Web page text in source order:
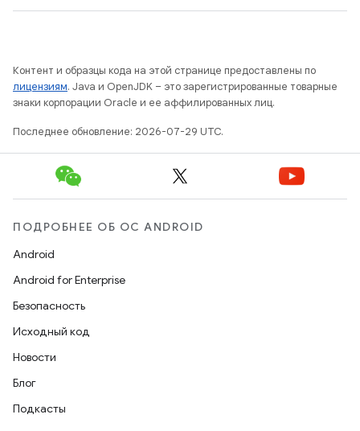
Контент и образцы кода на этой странице предоставлены по
лицензиям. Java и OpenJDK – это зарегистрированные товарные
знаки корпорации Oracle и ее аффилированных лиц.
Последнее обновление: 2026-07-29 UTC.
ПОДРОБНЕЕ ОБ ОС ANDROID
Android
Android for Enterprise
Безопасность
Исходный код
Новости
Блог
Подкасты